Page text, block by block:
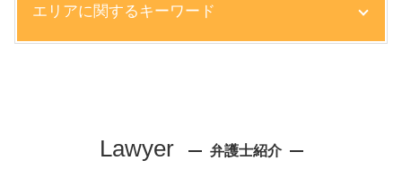
雇用契約書 記載事項
労働問題 長時間労働
エリアに関するキーワード
リーガルチェック 弁護士 相談 芦屋市
リーガルチェック 弁護士 相談 尼崎市
Lawyer 弁護士紹介